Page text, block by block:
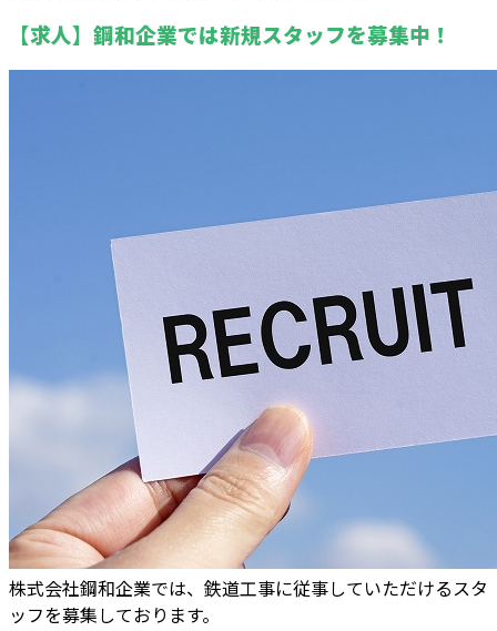
【求人】鋼和企業では新規スタッフを募集中！
株式会社鋼和企業では、鉄道工事に従事していただけるスタ
ッフを募集しております。